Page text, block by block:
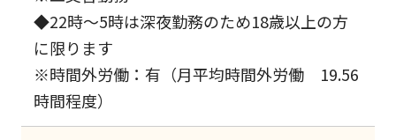
◆22時～5時は深夜勤務のため18歳以上の方
に限ります
※時間外労働：有（月平均時間外労働 19.56
時間程度）